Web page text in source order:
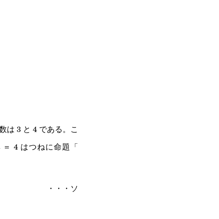
は 3 と 4 である。こ
＝ 4 はつねに命題「
・・・ソ